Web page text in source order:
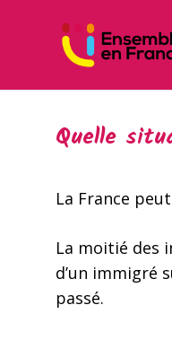
Quelle
La France
La moitié des
d’un immigré
passé.